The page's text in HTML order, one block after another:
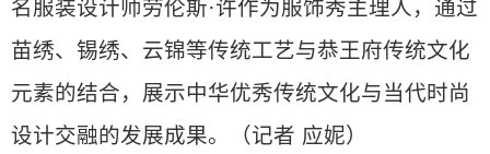
名服装设计师劳伦斯·许作为服饰秀主理人，通过
苗绣、锡绣、云锦等传统工艺与恭王府传统文化
元素的结合，展示中华优秀传统文化与当代时尚
设计交融的发展成果。（记者 应妮）